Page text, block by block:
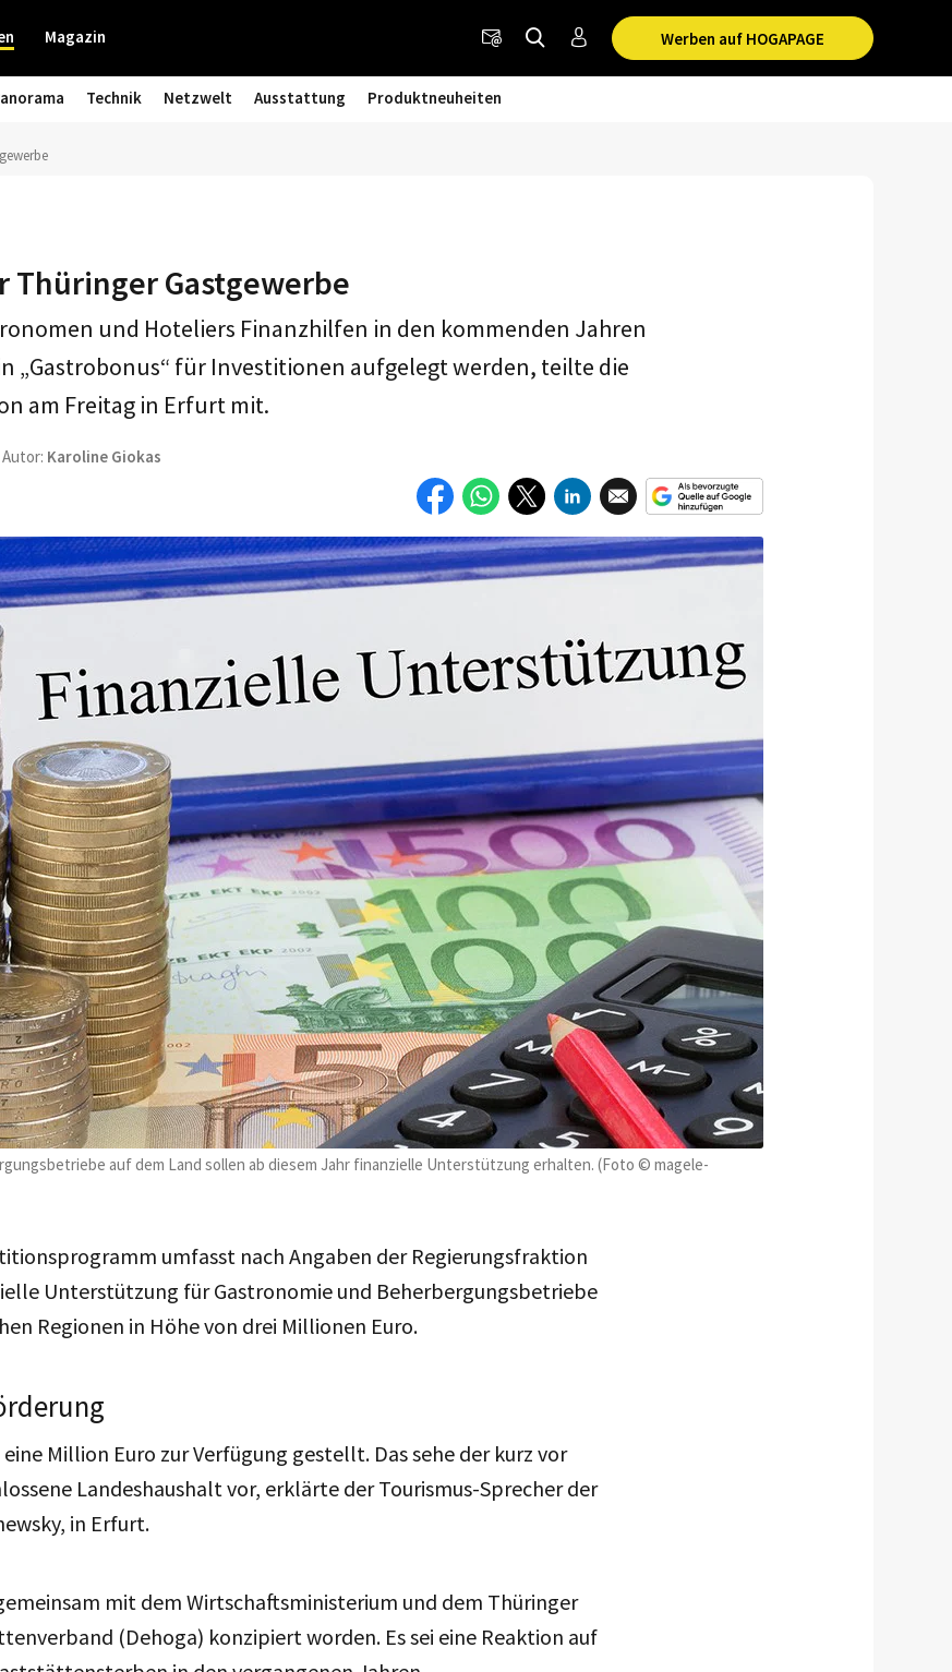
Werben auf HOGAPAGE
Magazin
Technik Netzwelt Ausstattung Produktneuheiten
Thüringer Gastgewerbe
auf dem Land sollen ab diesem Jahr finanzielle Unterstützung erhalten. (Foto © magele-
und Hoteliers Finanzhilfen in den kommenden Jahren
„Gastrobonus“ für Investitionen aufgelegt werden, teilte die
am Freitag in Erfurt mit.
Karoline Giokas
umfasst nach Angaben der Regierungsfraktion
Unterstützung für Gastronomie und Beherbergungsbetriebe
Regionen in Höhe von drei Millionen Euro.
Million Euro zur Verfügung gestellt. Das sehe der kurz vor
Landeshaushalt vor, erklärte der Tourismus-Sprecher der
in Erfurt.
mit dem Wirtschaftsministerium und dem Thüringer
(Dehoga) konzipiert worden. Es sei eine Reaktion auf